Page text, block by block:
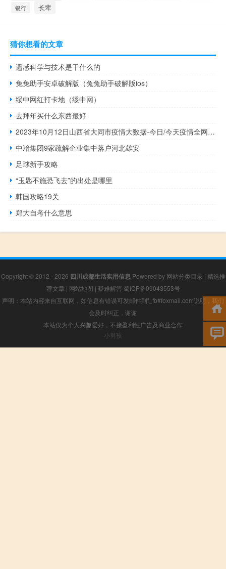
银行 长辈
猜你想看的文章
遥感科学与技术是干什么的
兔兔助手安卓破解版（兔兔助手破解版ios）
绥中网红打卡地（绥中网）
去拜年买什么东西最好
2023年10月12日山西省大同市疫情大数据-今日/今天疫情全网搜索最新实时消息动态情况通知播报
中冶集团9家疏解企业集中落户河北雄安
足球新手攻略
“玉匙不施恐飞去”的出处是哪里
韩国攻略19关
郑大自考什么意思
Copyright © 2012 - 2026 四川成都生活实用信息 Powered by 网站分类目录 | 精选推
荐文章 | 网站地图 | 疑难解答 蜀ICP备09043553号
声明：本站内容来自互联网，如信息有错误可发邮件到f_fb#foxmail.com说明，我们
会及时纠正，谢谢
本站仅为个人兴趣爱好，不接盈利性广告及商业合作
小男孩